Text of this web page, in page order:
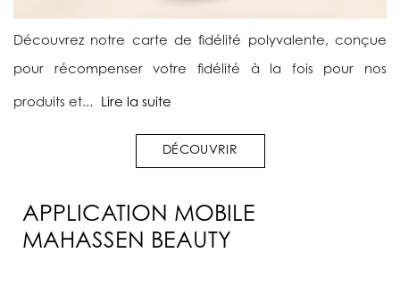
Découvrez notre carte de fidélité polyvalente, conçue
pour récompenser votre fidélité à la fois pour nos
produits et... Lire la suite
DÉCOUVRIR
APPLICATION MOBILE
MAHASSEN BEAUTY